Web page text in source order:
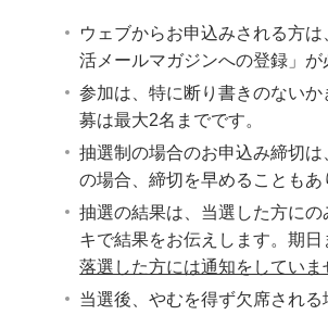
ウェブからお申込みされる方
活メールマガジンへの登録」が
参加は、特に断り書きのない
募は最大2名までです。
抽選制の場合のお申込み締切
の場合、締切を早めることもあ
抽選の結果は、当選した方に
キで結果をお伝えします。期日
落選した方には通知をしていま
当選後、やむを得ず欠席され